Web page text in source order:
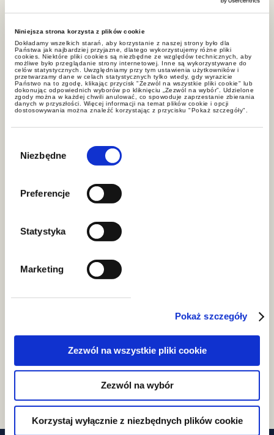
Niniejsza strona korzysta z plików cookie
Dokładamy wszelkich starań, aby korzystanie z naszej strony było dla
Państwa jak najbardziej przyjazne, dlatego wykorzystujemy różne pliki
cookies. Niektóre pliki cookies są niezbędne ze względów technicznych, aby
możliwe było przeglądanie strony internetowej. Inne są wykorzystywane do
celów statystycznych. Uwzględniamy przy tym ustawienia użytkowników i
przetwarzamy dane w celach statystycznych tylko wtedy, gdy wyrazicie
Państwo na to zgodę, klikając przycisk "Zezwól na wszystkie pliki cookie" lub
dokonując odpowiednich wyborów po kliknięciu „Zezwól na wybór”. Udzielone
zgody można w każdej chwili anulować, co spowoduje zaprzestanie zbierania
danych w przyszłości. Więcej informacji na temat plików cookie i opcji
dostosowywania można znaleźć korzystając z przycisku "Pokaż szczegóły".
zgody
Niezbędne
Preferencje
Statystyka
Marketing
Pokaż szczegóły
Zezwól na wszystkie pliki cookie
Zezwól na wybór
Korzystaj wyłącznie z niezbędnych plików cookie
Business activity is often run by two
partners in the form of a general
partnership. However, there may
be a conflict between them. Will the
submission by one of the partners of
a declaration on termination of the
deed of partnership lead to its
question in Dziennik Gazeta Prawna.
Link to the article:
rawna.pl/firma-i-prawo/artykuly/829
html
Podziel się